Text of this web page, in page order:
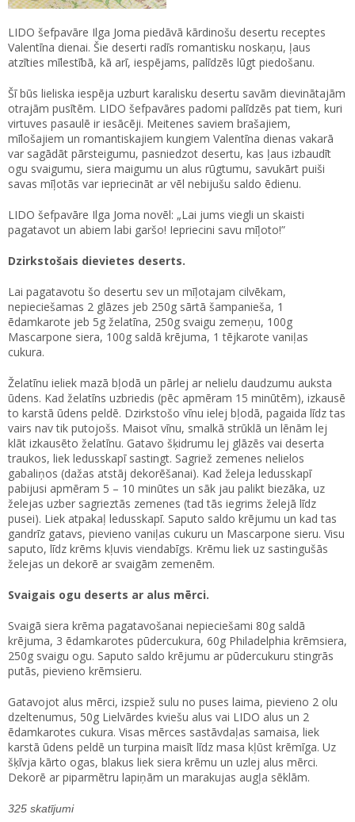
LIDO šefpavāre Ilga Joma piedāvā kārdinošu desertu receptes
Valentīna dienai. Šie deserti radīs romantisku noskaņu, ļaus
atzīties mīlestībā, kā arī, iespējams, palīdzēs lūgt piedošanu.
Šī būs lieliska iespēja uzburt karalisku desertu savām dievinātajām
otrajām pusītēm. LIDO šefpavāres padomi palīdzēs pat tiem, kuri
virtuves pasaulē ir iesācēji. Meitenes saviem brašajiem,
mīlošajiem un romantiskajiem kungiem Valentīna dienas vakarā
var sagādāt pārsteigumu, pasniedzot desertu, kas ļaus izbaudīt
ogu svaigumu, siera maigumu un alus rūgtumu, savukārt puiši
savas mīļotās var iepriecināt ar vēl nebijušu saldo ēdienu.
LIDO šefpavāre Ilga Joma novēl: „Lai jums viegli un skaisti
pagatavot un abiem labi garšo! Iepriecini savu mīļoto!”
Dzirkstošais dievietes deserts.
Lai pagatavotu šo desertu sev un mīļotajam cilvēkam,
nepieciešamas 2 glāzes jeb 250g sārtā šampanieša, 1
ēdamkarote jeb 5g želatīna, 250g svaigu zemeņu, 100g
Mascarpone siera, 100g saldā krējuma, 1 tējkarote vaniļas
cukura.
Želatīnu ieliek mazā bļodā un pārlej ar nelielu daudzumu auksta
ūdens. Kad želatīns uzbriedis (pēc apmēram 15 minūtēm), izkausē
to karstā ūdens peldē. Dzirkstošo vīnu ielej bļodā, pagaida līdz tas
vairs nav tik putojošs. Maisot vīnu, smalkā strūklā un lēnām lej
klāt izkausēto želatīnu. Gatavo šķidrumu lej glāzēs vai deserta
traukos, liek ledusskapī sastingt. Sagriež zemenes nelielos
gabaliņos (dažas atstāj dekorēšanai). Kad želeja ledusskapī
pabijusi apmēram 5 – 10 minūtes un sāk jau palikt biezāka, uz
želejas uzber sagrieztās zemenes (tad tās iegrims želejā līdz
pusei). Liek atpakaļ ledusskapī. Saputo saldo krējumu un kad tas
gandrīz gatavs, pievieno vaniļas cukuru un Mascarpone sieru. Visu
saputo, līdz krēms kļuvis viendabīgs. Krēmu liek uz sastingušās
želejas un dekorē ar svaigām zemenēm.
Svaigais ogu deserts ar alus mērci.
Svaigā siera krēma pagatavošanai nepieciešami 80g saldā
krējuma, 3 ēdamkarotes pūdercukura, 60g Philadelphia krēmsiera,
250g svaigu ogu. Saputo saldo krējumu ar pūdercukuru stingrās
putās, pievieno krēmsieru.
Gatavojot alus mērci, izspiež sulu no puses laima, pievieno 2 olu
dzeltenumus, 50g Lielvārdes kviešu alus vai LIDO alus un 2
ēdamkarotes cukura. Visas mērces sastāvdaļas samaisa, liek
karstā ūdens peldē un turpina maisīt līdz masa kļūst krēmīga. Uz
šķīvja kārto ogas, blakus liek siera krēmu un uzlej alus mērci.
Dekorē ar piparmētru lapiņām un marakujas augļa sēklām.
325 skatījumi